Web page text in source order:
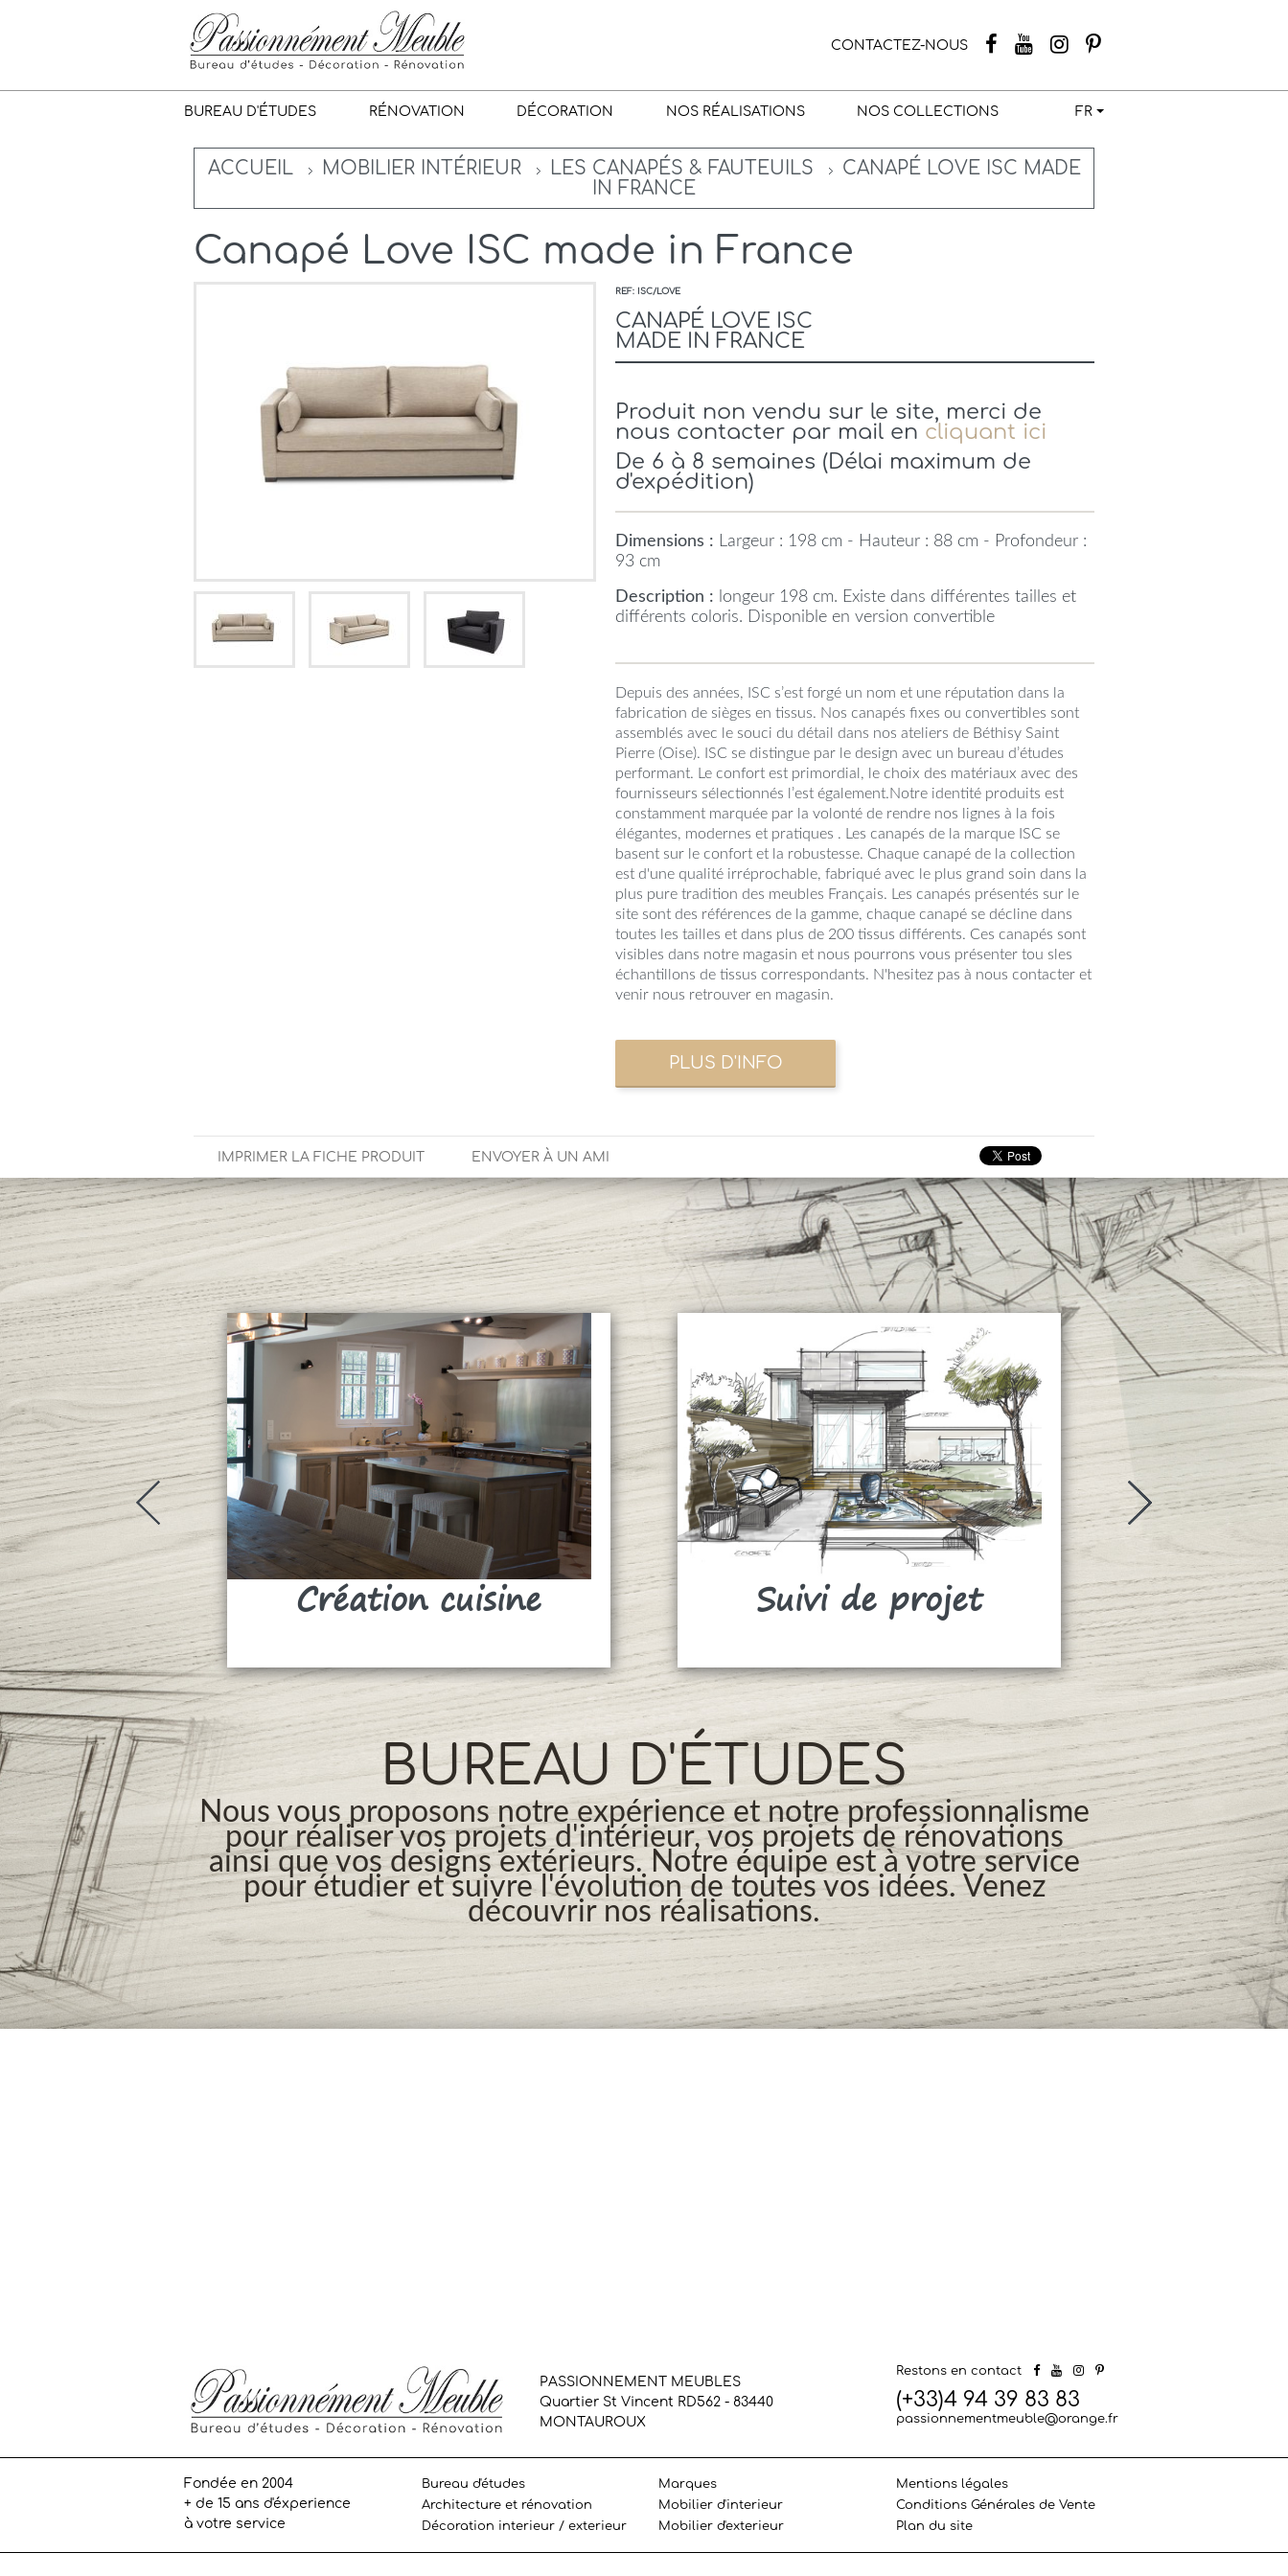
CONTACTEZ-NOUS
BUREAU D'ÉTUDES RÉNOVATION DÉCORATION NOS RÉALISATIONS NOS COLLECTIONS FR
ACCUEIL MOBILIER INTÉRIEUR LES CANAPÉS & FAUTEUILS
CANAPÉ LOVE ISC MADE
IN FRANCE
Canapé Love ISC made in France
REF: ISC/LOVE
CANAPÉ LOVE ISC
MADE IN FRANCE
Produit non vendu sur le site, merci de
nous contacter par mail en cliquant ici
De 6 à 8 semaines (Délai maximum de
d'expédition)
Dimensions : Largeur : 198 cm - Hauteur : 88 cm - Profondeur :
93 cm
Description : longeur 198 cm. Existe dans différentes tailles et
différents coloris. Disponible en version convertible
Depuis des années, ISC s’est forgé un nom et une réputation dans la
fabrication de sièges en tissus. Nos canapés fixes ou convertibles sont
assemblés avec le souci du détail dans nos ateliers de Béthisy Saint
Pierre (Oise). ISC se distingue par le design avec un bureau d’études
performant. Le confort est primordial, le choix des matériaux avec des
fournisseurs sélectionnés l’est également.Notre identité produits est
constamment marquée par la volonté de rendre nos lignes à la fois
élégantes, modernes et pratiques . Les canapés de la marque ISC se
basent sur le confort et la robustesse. Chaque canapé de la collection
est d'une qualité irréprochable, fabriqué avec le plus grand soin dans la
plus pure tradition des meubles Français. Les canapés présentés sur le
site sont des références de la gamme, chaque canapé se décline dans
toutes les tailles et dans plus de 200 tissus différents. Ces canapés sont
visibles dans notre magasin et nous pourrons vous présenter tou sles
échantillons de tissus correspondants. N'hesitez pas à nous contacter et
venir nous retrouver en magasin.
IMPRIMER LA FICHE PRODUIT ENVOYER À UN AMI
Création cuisine Suivi de projet
BUREAU D'ÉTUDES
Nous vous proposons notre expérience et notre professionnalisme
pour réaliser vos projets d'intérieur, vos projets de rénovations
ainsi que vos designs extérieurs. Notre équipe est à votre service
pour étudier et suivre l'évolution de toutes vos idées. Venez
découvrir nos réalisations.
PASSIONNEMENT MEUBLES
Quartier St Vincent RD562 - 83440
MONTAUROUX
Restons en contact
(+33)4 94 39 83 83
passionnementmeuble@orange.fr
Fondée en 2004
+ de 15 ans d'éxperience
à votre service
Bureau d'études
Architecture et rénovation
Décoration interieur / exterieur
Marques
Mobilier d'interieur
Mobilier d'exterieur
Mentions légales
Conditions Générales de Vente
Plan du site